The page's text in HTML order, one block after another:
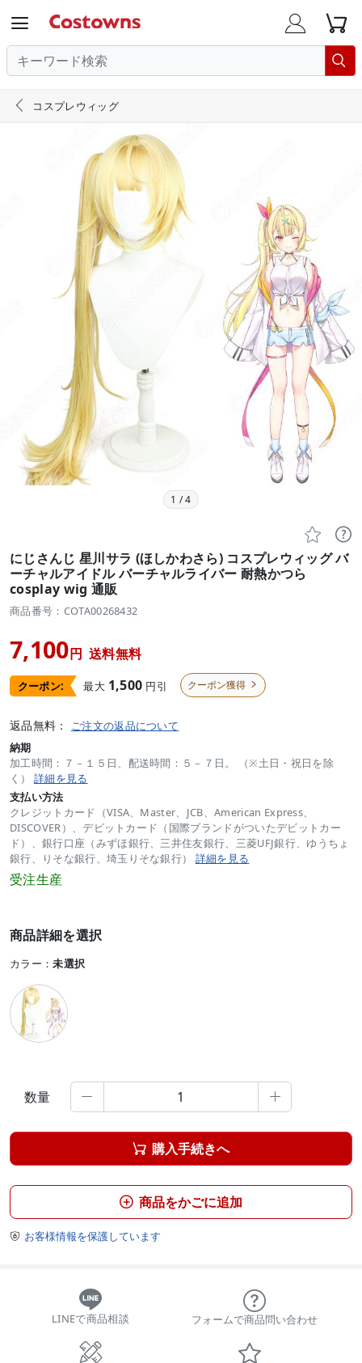
  

 コスプレウィッグ
1 /4
 
にじさんじ 星川サラ (ほしかわさら) コスプレウィッグ バ
ーチャルアイドル バーチャルライバー 耐熱かつら
cosplay wig 通販
商品番号：COTA00268432
7,100円 送料無料
クーポン: 最大 1,500 円引 クーポン獲得 
返品無料： ご注文の返品について
納期
加工時間：７－１５日、配送時間：５－７日。 （※土日・祝日を除
く） 詳細を見る
支払い方法
クレジットカード（VISA、Master、JCB、American Express、
DISCOVER）、デビットカード（国際ブランドがついたデビットカー
ド）、銀行口座（みずほ銀行、三井住友銀行、三菱UFJ銀行、ゆうちょ
銀行、りそな銀行、埼玉りそな銀行） 詳細を見る
受注生産
商品詳細を選択
カラー：未選択
数量  
 購入手続きへ
 商品をかごに追加
 お客様情報を保護しています
LINEで商品相談 フォームで商品問い合わせ